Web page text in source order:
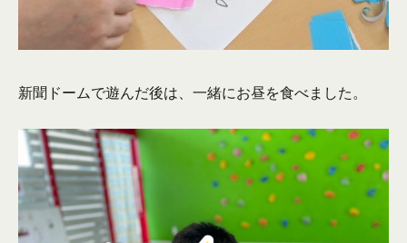
新聞ドームで遊んだ後は、一緒にお昼を食べました。